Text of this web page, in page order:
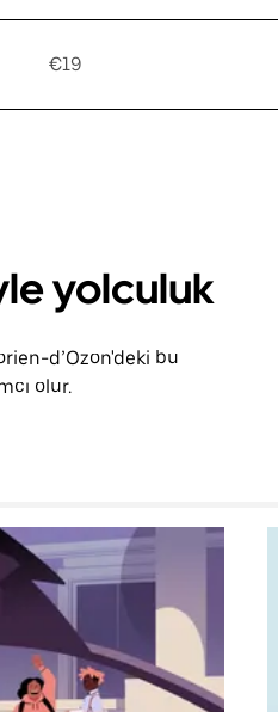
€19
yolculuk
d’Ozon'deki bu
olur.